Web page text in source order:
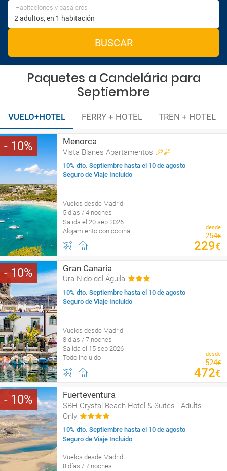
Habitaciones y pasajeros
BUSCAR
Paquetes a Candelária para
Septiembre
VUELO+HOTEL FERRY + HOTEL TREN + HOTEL
10 Menorca
Vista Blanes Apartamentos
10% dto. Septiembre hasta el 10 de agosto
Seguro de Viaje Incluido
Vuelos desde Madrid
5 días / 4 noches
Salida el 20 sep 2026
Alojamiento con cocina
desde
254€
229€
10 Gran Canaria
Ura Nido del Águila
10% dto. Septiembre hasta el 10 de agosto
Seguro de Viaje Incluido
Vuelos desde Madrid
8 días / 7 noches
Salida el 15 sep 2026
Todo incluido
desde
524€
472€
10 Fuerteventura
SBH Crystal Beach Hotel & Suites - Adults
Only
10% dto. Septiembre hasta el 10 de agosto
Seguro de Viaje Incluido
Vuelos desde Madrid
8 días / 7 noches